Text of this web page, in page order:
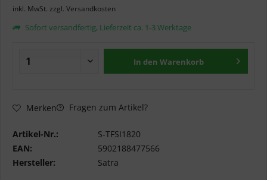
inkl. MwSt. zzgl. Versandkosten
Sofort versandfertig, Lieferzeit ca. 1-3 Werktage
In den Warenkorb
Merken Fragen zum Artikel?
Artikel-Nr.:
S-TFSI1820
EAN:
5902188477566
Hersteller:
Satra